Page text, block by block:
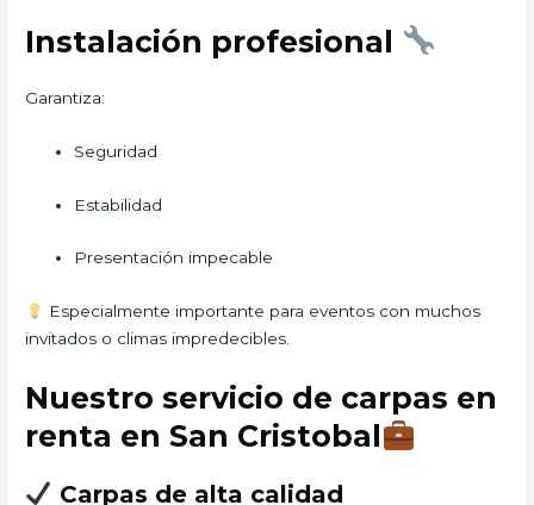
Instalación profesional
Garantiza:
Seguridad
Estabilidad
Presentación impecable
Especialmente importante para eventos con muchos
invitados o climas impredecibles.
Nuestro servicio de carpas en
renta en San Cristobal
Carpas de alta calidad